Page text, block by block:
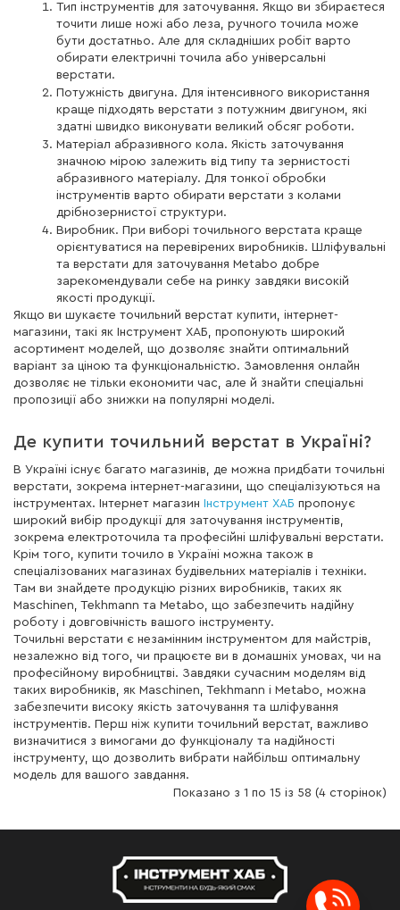
Тип інструментів для заточування. Якщо ви збираєтеся
точити лише ножі або леза, ручного точила може
бути достатньо. Але для складніших робіт варто
обирати електричні точила або універсальні
верстати.
Потужність двигуна. Для інтенсивного використання
краще підходять верстати з потужним двигуном, які
здатні швидко виконувати великий обсяг роботи.
Матеріал абразивного кола. Якість заточування
значною мірою залежить від типу та зернистості
абразивного матеріалу. Для тонкої обробки
інструментів варто обирати верстати з колами
дрібнозернистої структури.
Виробник. При виборі точильного верстата краще
орієнтуватися на перевірених виробників. Шліфувальні
та верстати для заточування Metabo добре
зарекомендували себе на ринку завдяки високій
якості продукції.
Якщо ви шукаєте точильний верстат купити, інтернет-
магазини, такі як Інструмент ХАБ, пропонують широкий
асортимент моделей, що дозволяє знайти оптимальний
варіант за ціною та функціональністю. Замовлення онлайн
дозволяє не тільки економити час, але й знайти спеціальні
пропозиції або знижки на популярні моделі.
Де купити точильний верстат в Україні?
В Україні існує багато магазинів, де можна придбати точильні
верстати, зокрема інтернет-магазини, що спеціалізуються на
інструментах. Інтернет магазин Інструмент ХАБ пропонує
широкий вибір продукції для заточування інструментів,
зокрема електроточила та професійні шліфувальні верстати.
Крім того, купити точило в Україні можна також в
спеціалізованих магазинах будівельних матеріалів і техніки.
Там ви знайдете продукцію різних виробників, таких як
Maschinen, Tekhmann та Metabo, що забезпечить надійну
роботу і довговічність вашого інструменту.
Точильні верстати є незамінним інструментом для майстрів,
незалежно від того, чи працюєте ви в домашніх умовах, чи на
професійному виробництві. Завдяки сучасним моделям від
таких виробників, як Maschinen, Tekhmann і Metabo, можна
забезпечити високу якість заточування та шліфування
інструментів. Перш ніж купити точильний верстат, важливо
визначитися з вимогами до функціоналу та надійності
інструменту, що дозволить вибрати найбільш оптимальну
модель для вашого завдання.
Показано з 1 по 15 із 58 (4 сторінок)